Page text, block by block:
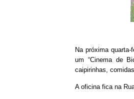
Na próxima
um “Cinema de
caipirinhas,
A oficina fica na